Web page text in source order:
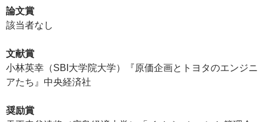
論文賞
該当者なし
文献賞
小林英幸（SBI大学院大学）『原価企画とトヨタのエンジニ
アたち』中央経済社
奨励賞